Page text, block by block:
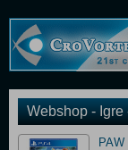
Webshop - Igre